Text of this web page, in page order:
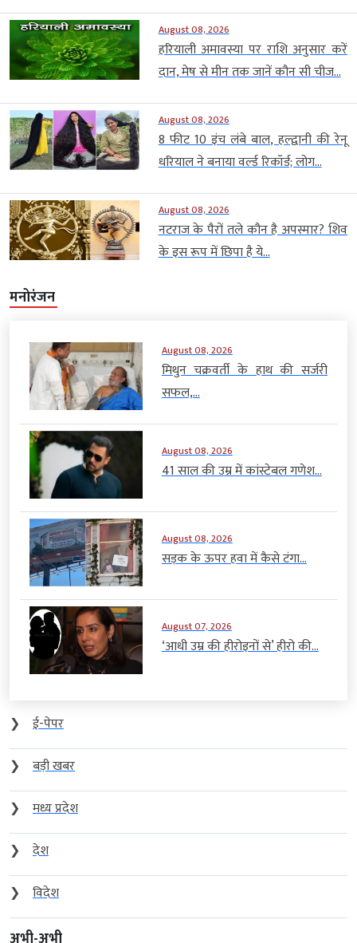
August 08, 2026
हरियाली अमावस्या पर राशि अनुसार करें
दान, मेष से मीन तक जानें कौन सी चीज...
August 08, 2026
8 फीट 10 इंच लंबे बाल, हल्द्वानी की रेनू
धरियाल ने बनाया वर्ल्ड रिकॉर्ड; लोग...
August 08, 2026
नटराज के पैरों तले कौन है अपस्मार? शिव
के इस रूप में छिपा है ये...
मनोरंजन
August 08, 2026
मिथुन चक्रवर्ती के हाथ की सर्जरी
सफल,...
August 08, 2026
41 साल की उम्र में कांस्टेबल गणेश...
August 08, 2026
सड़क के ऊपर हवा में कैसे टंगा...
August 07, 2026
‘आधी उम्र की हीरोइनों से’ हीरो की...
❯
ई-पेपर
❯
बड़ी खबर
❯
मध्य प्रदेश
❯
देश
❯
विदेश